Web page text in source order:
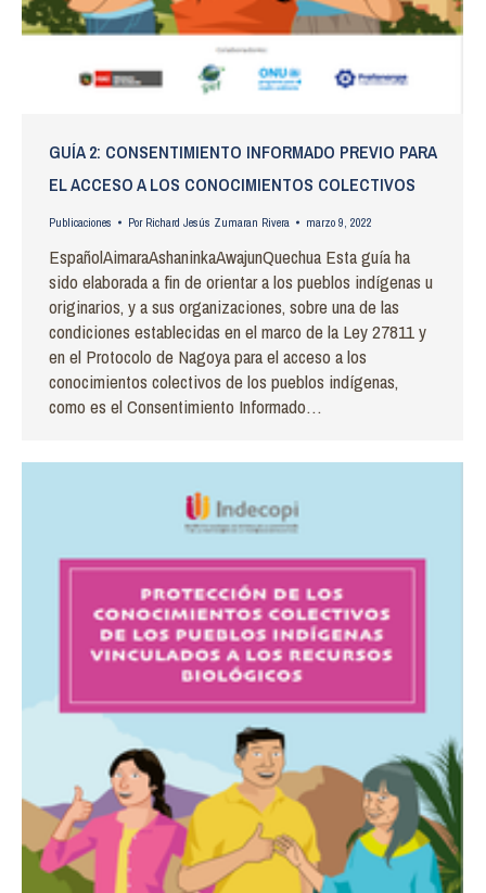
GUÍA 2: CONSENTIMIENTO INFORMADO PREVIO PARA
EL ACCESO A LOS CONOCIMIENTOS COLECTIVOS
Publicaciones Por Richard Jesús Zumaran Rivera marzo 9, 2022
EspañolAimaraAshaninkaAwajunQuechua Esta guía ha
sido elaborada a fin de orientar a los pueblos indígenas u
originarios, y a sus organizaciones, sobre una de las
condiciones establecidas en el marco de la Ley 27811 y
en el Protocolo de Nagoya para el acceso a los
conocimientos colectivos de los pueblos indígenas,
como es el Consentimiento Informado…